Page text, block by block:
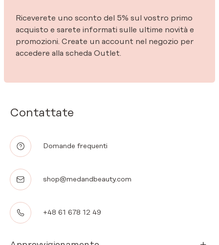
Contattate
Domande frequenti
shop@medandbeauty.com
+48 61 678 12 49
Riceverete uno sconto del 5% sul vostro primo
acquisto e sarete informati sulle ultime novità e
promozioni. Create un account nel negozio per
accedere alla scheda Outlet.